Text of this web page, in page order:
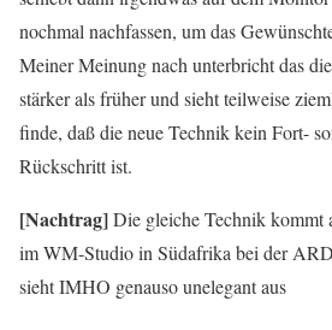
nochmal nachfassen, um das
Meiner Meinung nach unterbricht das
stärker als früher und sieht teilweise
finde, daß die neue Technik kein Fort-
Rückschritt ist.
[Nachtrag]Die gleiche Technik kommt
im WM-Studio in Südafrika bei der
sieht IMHO genauso unelegant aus